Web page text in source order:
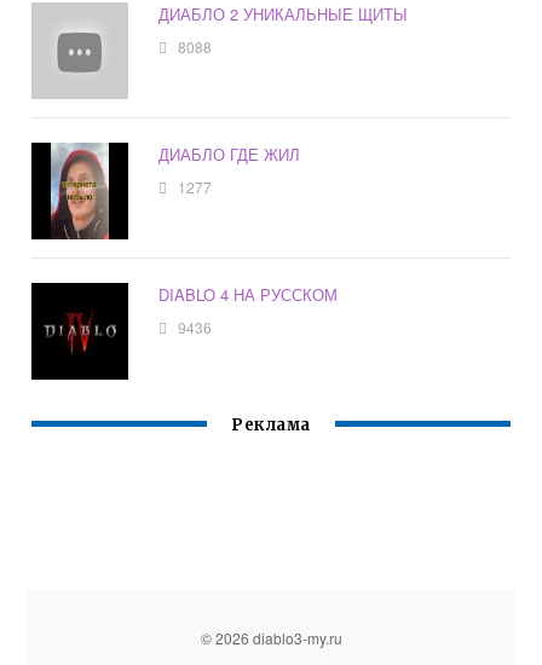
ДИАБЛО 2 УНИКАЛЬНЫЕ ЩИТЫ
8088
ДИАБЛО ГДЕ ЖИЛ
1277
DIABLO 4 НА РУССКОМ
9436
Реклама
© 2026 diablo3-my.ru